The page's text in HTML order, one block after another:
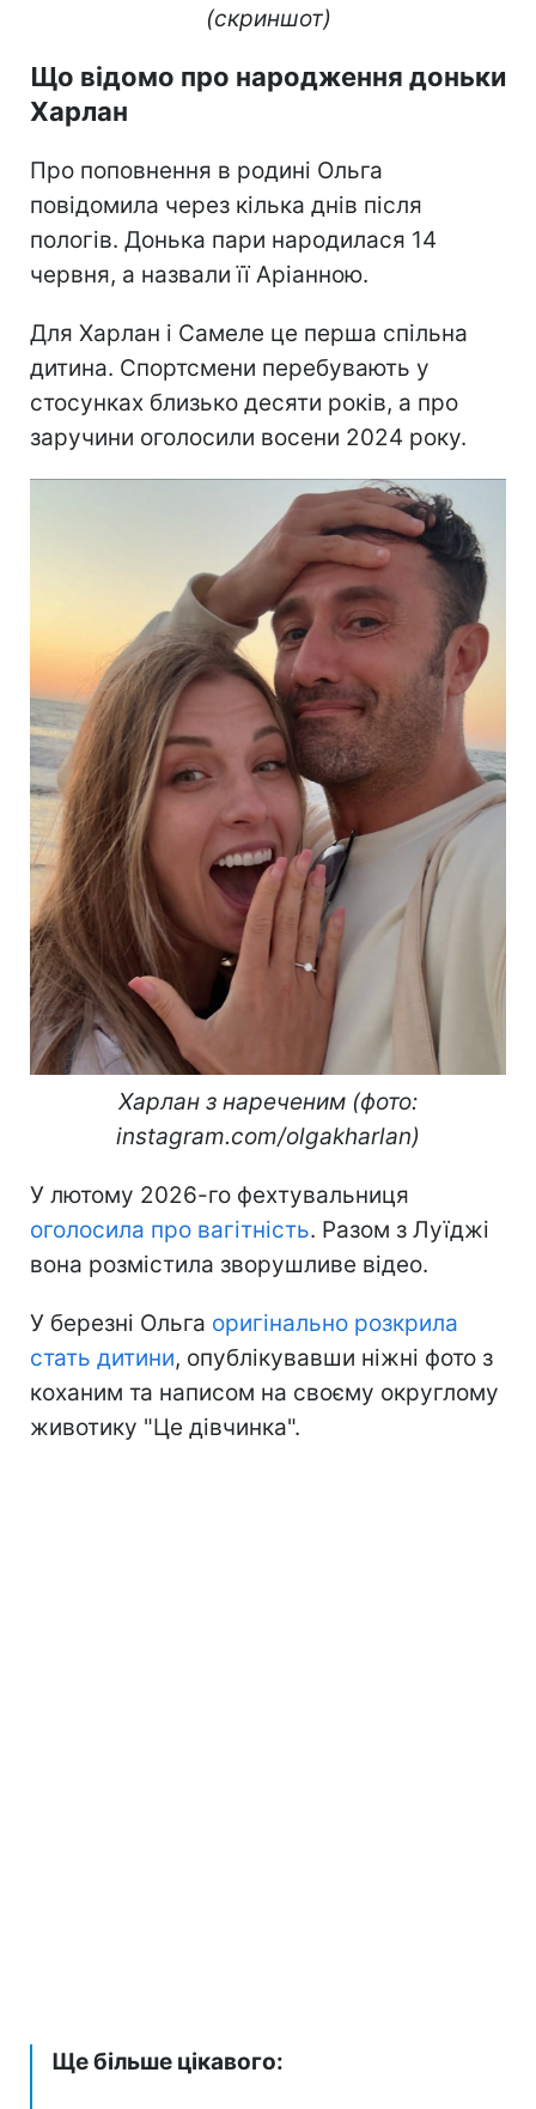
(скриншот)
Що відомо про народження доньки
Харлан
Про поповнення в родині Ольга
повідомила через кілька днів після
пологів. Донька пари народилася 14
червня, а назвали її Аріанною.
Для Харлан і Самеле це перша спільна
дитина. Спортсмени перебувають у
стосунках близько десяти років, а про
заручини оголосили восени 2024 року.
Харлан з нареченим (фото:
instagram.com/olgakharlan)​
У лютому 2026-го фехтувальниця
оголосила про вагітність. Разом з Луїджі
вона розмістила зворушливе відео.
У березні Ольга оригінально розкрила
стать дитини, опублікувавши ніжні фото з
коханим та написом на своєму округлому
животику "Це дівчинка".
Ще більше цікавого: